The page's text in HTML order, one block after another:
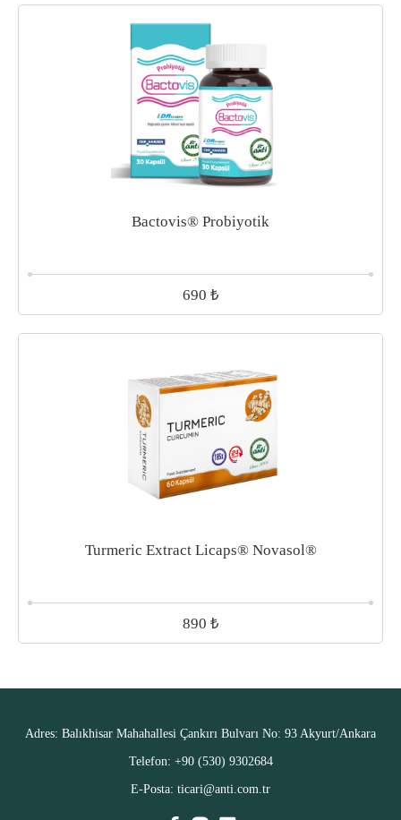
Bactovis® Probiyotik
690 ₺
Turmeric Extract Licaps® Novasol®
890 ₺
Adres: Balıkhisar Mahahallesi Çankırı Bulvarı No: 93 Akyurt/Ankara
Telefon: +90 (530) 9302684
E-Posta: ticari@anti.com.tr